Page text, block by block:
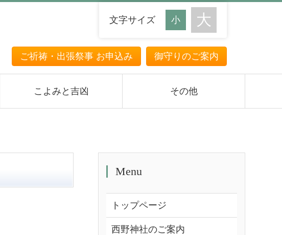
ご祈祷・出張祭事 お申込み 御守りのご案内
文字サイズ
こよみと吉凶 その他
Menu
トップページ
西野神社のご案内